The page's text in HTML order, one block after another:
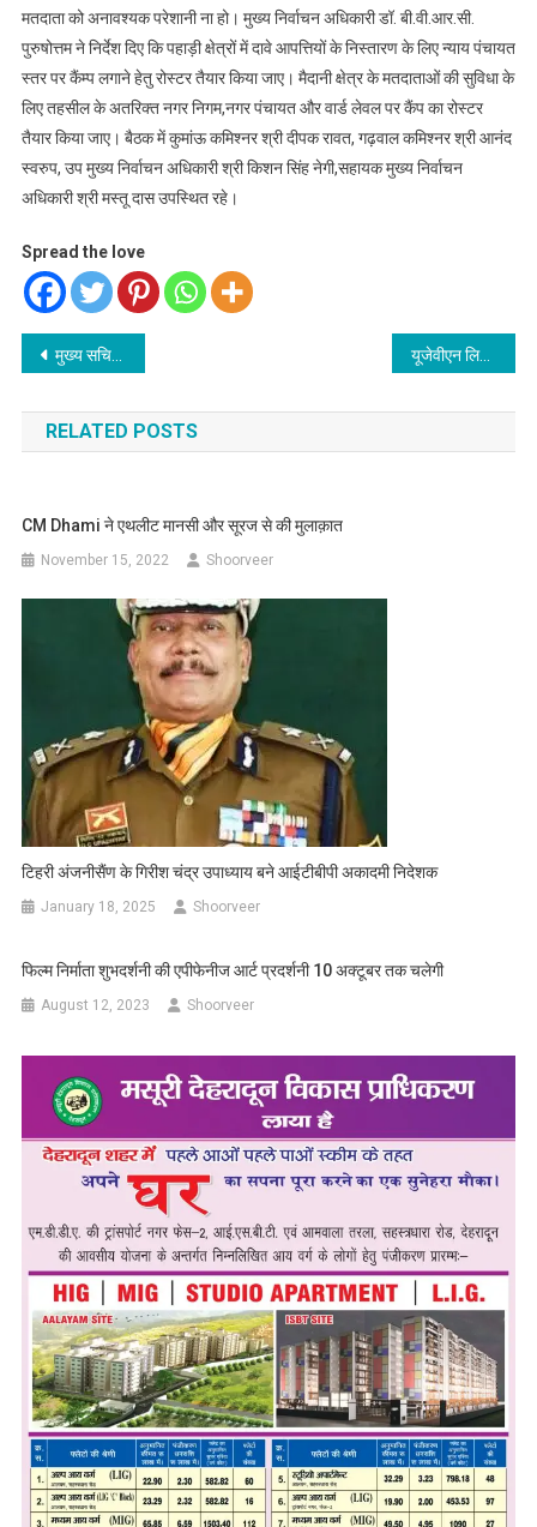
मतदाता को अनावश्यक परेशानी ना हो। मुख्य निर्वाचन अधिकारी डॉ. बी.वी.आर.सी.
पुरुषोत्तम ने निर्देश दिए कि पहाड़ी क्षेत्रों में दावे आपत्तियों के निस्तारण के लिए न्याय पंचायत
स्तर पर कैंम्प लगाने हेतु रोस्टर तैयार किया जाए। मैदानी क्षेत्र के मतदाताओं की सुविधा के
लिए तहसील के अतरिक्त नगर निगम,नगर पंचायत और वार्ड लेवल पर कैंप का रोस्टर
तैयार किया जाए। बैठक में कुमांऊ कमिश्नर श्री दीपक रावत, गढ़वाल कमिश्नर श्री आनंद
स्वरुप, उप मुख्य निर्वाचन अधिकारी श्री किशन सिंह नेगी,सहायक मुख्य निर्वाचन
अधिकारी श्री मस्तू दास उपस्थित रहे।
Spread the love
Post
navigation
मुख्य सचिव आनन्द बर्द्धन सचिवालय में जिलाधिकारियों के साथ वीडियो कॉन्फ्रेंसिंग के माध्यम से बैठक यूजेवीएन लिमिटेड की निदेशक मंडल की बैठक सम्पन्न@प्रबंध निदेशकअजय कुमार सिंह की पहली बोर्ड बैठक
RELATED POSTS
CM Dhami ने एथलीट मानसी और सूरज से की मुलाक़ात
November 15, 2022 Shoorveer
टिहरी अंजनीसैंण के गिरीश चंद्र उपाध्याय बने आईटीबीपी अकादमी निदेशक
January 18, 2025 Shoorveer
फिल्म निर्माता शुभदर्शनी की एपीफेनीज आर्ट प्रदर्शनी 10 अक्टूबर तक चलेगी
August 12, 2023 Shoorveer